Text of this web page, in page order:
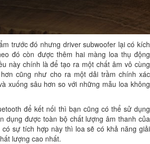
trước đó nhưng driver subwoofer lại có kích
đó còn được thêm hai màng loa thụ động
này chính là để tạo ra một chất âm vô cùng
cũng như cho ra một dải trầm chính xác
xuống sâu hơn so với những mẫu loa không
để kết nối thì bạn cũng có thể sử dụng
dụng được toàn bộ chất lượng âm thanh của
có sự tích hợp này thì loa sẽ có khả năng giải
lượng cao nhất.